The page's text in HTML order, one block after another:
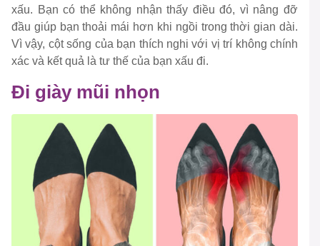
xấu. Bạn có thể không nhận thấy điều đó, vì nâng đỡ
đầu giúp bạn thoải mái hơn khi ngồi trong thời gian dài.
Vì vậy, cột sống của bạn thích nghi với vị trí không chính
xác và kết quả là tư thế của bạn xấu đi.
Đi giày mũi nhọn